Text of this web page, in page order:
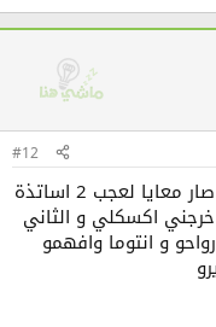
#12
مماد تحكو على لي نوت انا في 4 سنين صار معايا لعجب 2 اساتذة
خلاص واحد عطالي 0 و خرجني اكسكلي و الثاني
و انتوما وافهمو